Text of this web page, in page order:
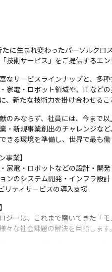
に生まれ変わったパーソルクロ
技術サービス」をご提供するエ
なサービスラインナップと、多
家電・ロボット領域や、ITなど
、新たな技術力を掛け合わせる
のみならず、社員には、今まで
・新規事業創出のチャレンジなど
きる環境を準備し、世界で最も働
事業】
家電・ロボットなどの設計・開
のシステム開発・インフラ設
ティサービスの導入支援
ジーは、これまで磨いてきた「
々な社会課題の解決を目指します。
域において、すべてのエンジニ